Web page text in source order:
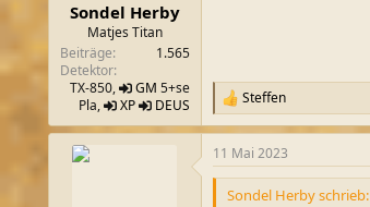
Sondel Herby
Matjes Titan
Beiträge
1.565
Detektor
TX-850,
GM 5+se
Pla,
XP DEUS
R
e
a
k
t
Steffen
11 Mai 2023
Sondel Herby schrieb: